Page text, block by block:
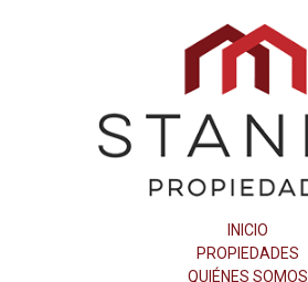
INICIO
PROPIEDADES
QUIÉNES SOMOS